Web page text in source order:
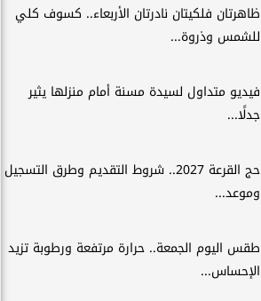
ظاهرتان فلكيتان نادرتان الأربعاء.. كسوف كلي
للشمس وذروة...
فيديو متداول لسيدة مسنة أمام منزلها يثير
جدلًا...
حج القرعة 2027.. شروط التقديم وطرق التسجيل
وموعد...
طقس اليوم الجمعة.. حرارة مرتفعة ورطوبة تزيد
الإحساس...